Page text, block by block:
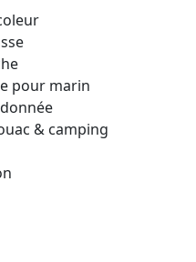
pour marin
& camping